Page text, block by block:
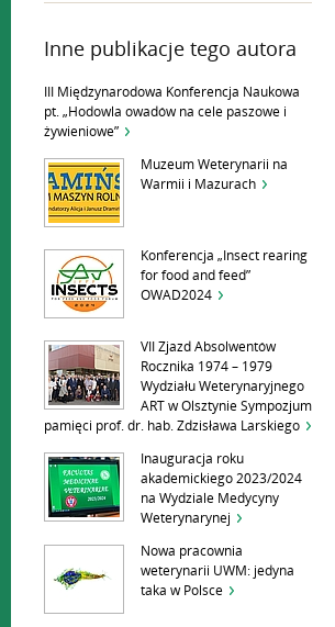
Inne publikacje tego autora
III Międzynarodowa Konferencja Naukowa
pt. „Hodowla owadów na cele paszowe i
żywieniowe”
Muzeum Weterynarii na
Warmii i Mazurach
Konferencja „Insect rearing
for food and feed”
OWAD2024
VII Zjazd Absolwentów
Rocznika 1974 – 1979
Wydziału Weterynaryjnego
ART w Olsztynie Sympozjum
pamięci prof. dr. hab. Zdzisława Larskiego
Inauguracja roku
akademickiego 2023/2024
na Wydziale Medycyny
Weterynarynej
Nowa pracownia
weterynarii UWM: jedyna
taka w Polsce